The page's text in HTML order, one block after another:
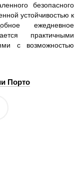
безопасного
устойчивостью к
ежедневное
практичными
с возможностью
Порто